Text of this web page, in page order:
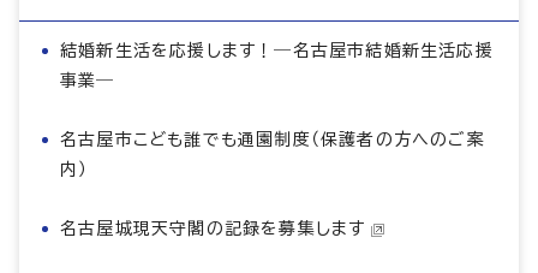
結婚新生活を応援します！―名古屋市結婚新生活応援
事業―
名古屋市こども誰でも通園制度（保護者の方へのご案
内）
名古屋城現天守閣の記録を募集します